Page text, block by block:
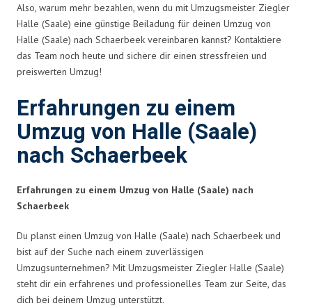
Also, warum mehr bezahlen, wenn du mit Umzugsmeister Ziegler
Halle (Saale) eine günstige Beiladung für deinen Umzug von
Halle (Saale) nach Schaerbeek vereinbaren kannst? Kontaktiere
das Team noch heute und sichere dir einen stressfreien und
preiswerten Umzug!
Erfahrungen zu einem
Umzug von Halle (Saale)
nach Schaerbeek
Erfahrungen zu einem Umzug von Halle (Saale) nach
Schaerbeek
Du planst einen Umzug von Halle (Saale) nach Schaerbeek und
bist auf der Suche nach einem zuverlässigen
Umzugsunternehmen? Mit Umzugsmeister Ziegler Halle (Saale)
steht dir ein erfahrenes und professionelles Team zur Seite, das
dich bei deinem Umzug unterstützt.